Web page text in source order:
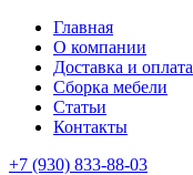
Главная
О компании
Доставка и оплата
Сборка мебели
Статьи
Контакты
+7 (930) 833-88-03